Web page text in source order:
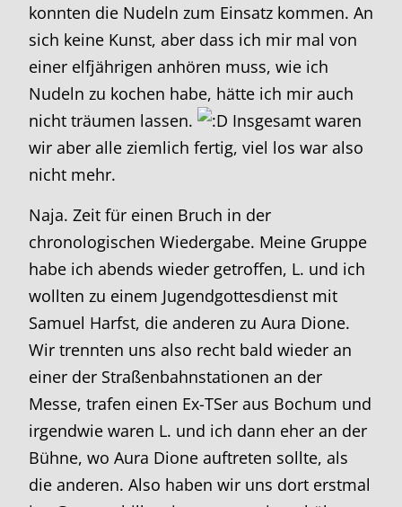
konnten die Nudeln zum Einsatz kommen. An
sich keine Kunst, aber dass ich mir mal von
einer elfjährigen anhören muss, wie ich
Nudeln zu kochen habe, hätte ich mir auch
nicht träumen lassen.
Insgesamt waren
wir aber alle ziemlich fertig, viel los war also
nicht mehr.
Naja. Zeit für einen Bruch in der
chronologischen Wiedergabe. Meine Gruppe
habe ich abends wieder getroffen, L. und ich
wollten zu einem Jugendgottesdienst mit
Samuel Harfst, die anderen zu Aura Dione.
Wir trennten uns also recht bald wieder an
einer der Straßenbahnstationen an der
Messe, trafen einen Ex-TSer aus Bochum und
irgendwie waren L. und ich dann eher an der
Bühne, wo Aura Dione auftreten sollte, als
die anderen. Also haben wir uns dort erstmal